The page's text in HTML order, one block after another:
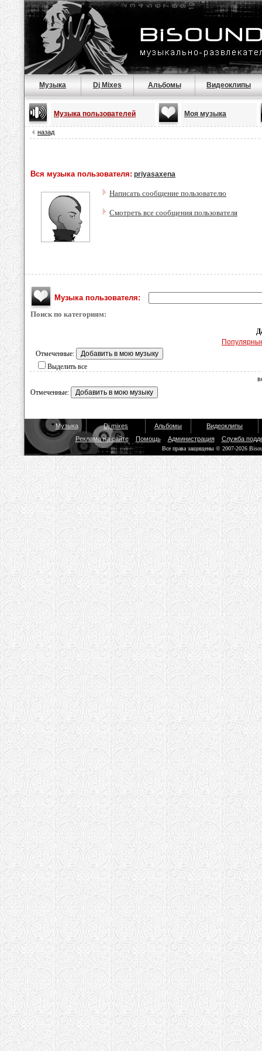
Музыка Dj Mixes Альбомы Видеоклипы
Музыка пользователей Моя музыка
назад
Вся музыка пользователя: priyasaxena
Написать сообщение пользователю
Смотреть все сообщения пользователя
Музыка пользователя:
Поиск по категориям:
Отмеченные:
Выделить все
Отмеченные:
Музыка Dj mixes Альбомы
Видеоклипы
Реклама на сайте
Помощь Администрация Служба
Все права защищены © 2007-2026